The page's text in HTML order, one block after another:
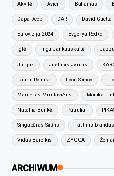
Akvilė Avicii Bahamas
Dapa Deep DAR David Guetta
Eurovizija 2024 Evgenya Redko
Iglė Inga Jankauskaitė Jazzu
Jurijus Justinas Jarutis
Lauris Reiniks Leon Somov
Marijonas Mikutavičius Monika
Natalija Bunkė Patruliai
Singapūras Satīns Tautinis brandas
Vidas Bareikis ZYGGA
ARCHIWUM